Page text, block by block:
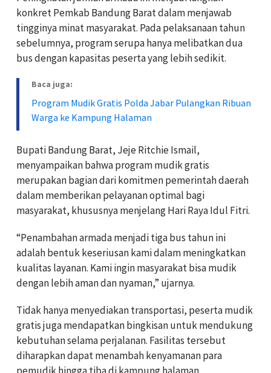
konkret Pemkab Bandung Barat dalam menjawab
tingginya minat masyarakat. Pada pelaksanaan tahun
sebelumnya, program serupa hanya melibatkan dua
bus dengan kapasitas peserta yang lebih sedikit.
Baca juga:
Program Mudik Gratis Polda Jabar Pulangkan Ribuan
Warga ke Kampung Halaman
Bupati Bandung Barat, Jeje Ritchie Ismail,
menyampaikan bahwa program mudik gratis
merupakan bagian dari komitmen pemerintah daerah
dalam memberikan pelayanan optimal bagi
masyarakat, khususnya menjelang Hari Raya Idul Fitri.
“Penambahan armada menjadi tiga bus tahun ini
adalah bentuk keseriusan kami dalam meningkatkan
kualitas layanan. Kami ingin masyarakat bisa mudik
dengan lebih aman dan nyaman,” ujarnya.
Tidak hanya menyediakan transportasi, peserta mudik
gratis juga mendapatkan bingkisan untuk mendukung
kebutuhan selama perjalanan. Fasilitas tersebut
diharapkan dapat menambah kenyamanan para
pemudik hingga tiba di kampung halaman.